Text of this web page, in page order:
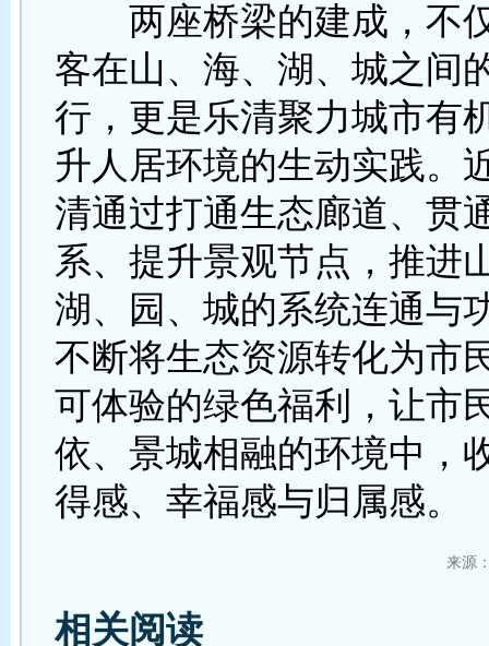
两座桥梁的建成，不
客在山、海、湖、城之间
行，更是乐清聚力城市有
升人居环境的生动实践。
清通过打通生态廊道、贯
系、提升景观节点，推进
湖、园、城的系统连通与
不断将生态资源转化为市
可体验的绿色福利，让市
依、景城相融的环境中，
得感、幸福感与归属感。
来源
相关阅读